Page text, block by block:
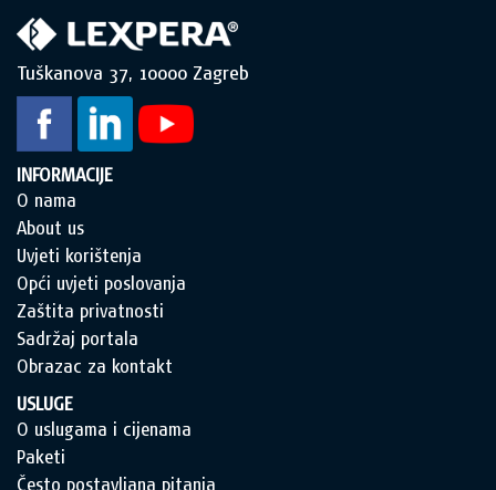
Tuškanova 37, 10000 Zagreb
INFORMACIJE
O nama
About us
Uvjeti korištenja
Opći uvjeti poslovanja
Zaštita privatnosti
Sadržaj portala
Obrazac za kontakt
USLUGE
O uslugama i cijenama
Paketi
Često postavljana pitanja